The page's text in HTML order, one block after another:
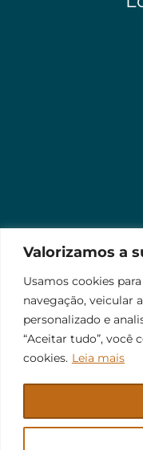
personalizado e
“Aceitar tudo”, você
© 2026 Jr Plus